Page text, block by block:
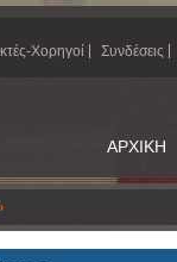
Χορηγοί Συνδέσεις
ΑΡΧΙΚΗ